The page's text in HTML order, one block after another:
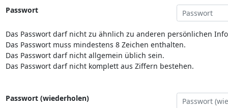
Passwort
Das Passwort darf nicht zu ähnlich zu anderen persönlichen
Das Passwort muss mindestens 8 Zeichen enthalten.
Das Passwort darf nicht allgemein üblich sein.
Das Passwort darf nicht komplett aus Ziffern bestehen.
Passwort (wiederholen)